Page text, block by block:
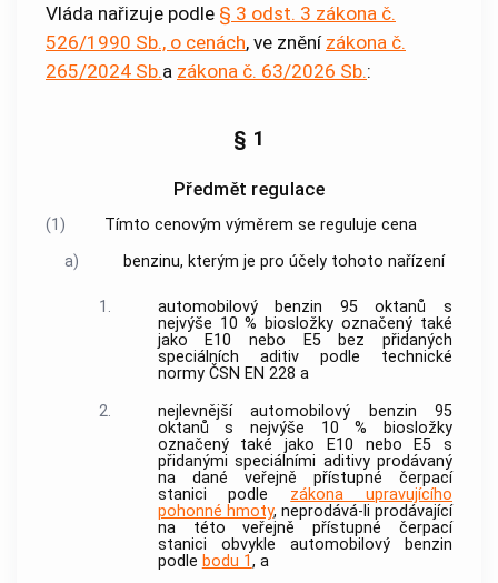
Vláda nařizuje podle § 3 odst. 3 zákona č.
526/1990 Sb., o cenách, ve znění zákona č.
265/2024 Sb.a zákona č. 63/2026 Sb.:
§ 1
Předmět regulace
(1)
Tímto cenovým výměrem se reguluje cena
a)
benzinu, kterým je pro účely tohoto nařízení
1.
automobilový benzin 95 oktanů s
nejvýše 10 % biosložky označený také
jako E10 nebo E5 bez přidaných
speciálních aditiv podle technické
normy ČSN EN 228 a
2.
nejlevnější automobilový benzin 95
oktanů s nejvýše 10 % biosložky
označený také jako E10 nebo E5 s
přidanými speciálními aditivy prodávaný
na dané veřejně přístupné čerpací
stanici podle zákona upravujícího
pohonné hmoty, neprodává-li prodávající
na této veřejně přístupné čerpací
stanici obvykle automobilový benzin
podle bodu 1, a